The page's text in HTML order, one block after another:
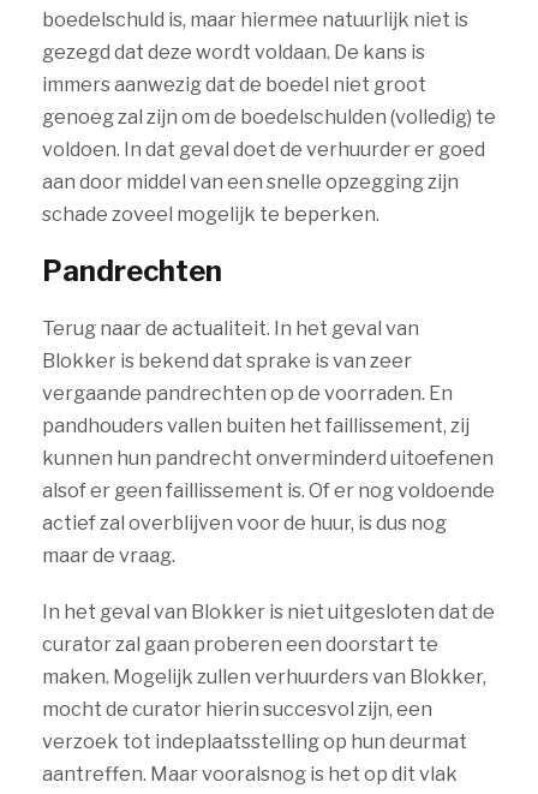
boedelschuld is, maar hiermee natuurlijk niet is
gezegd dat deze wordt voldaan. De kans is
immers aanwezig dat de boedel niet groot
genoeg zal zijn om de boedelschulden (volledig) te
voldoen. In dat geval doet de verhuurder er goed
aan door middel van een snelle opzegging zijn
schade zoveel mogelijk te beperken.
Pandrechten
Terug naar de actualiteit. In het geval van
Blokker is bekend dat sprake is van zeer
vergaande pandrechten op de voorraden. En
pandhouders vallen buiten het faillissement, zij
kunnen hun pandrecht onverminderd uitoefenen
alsof er geen faillissement is. Of er nog voldoende
actief zal overblijven voor de huur, is dus nog
maar de vraag.
In het geval van Blokker is niet uitgesloten dat de
curator zal gaan proberen een doorstart te
maken. Mogelijk zullen verhuurders van Blokker,
mocht de curator hierin succesvol zijn, een
verzoek tot indeplaatsstelling op hun deurmat
aantreffen. Maar vooralsnog is het op dit vlak